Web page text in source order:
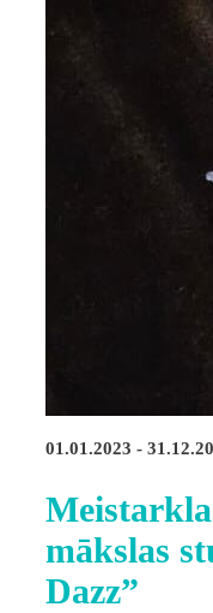
01.01.2023 -
mākslas
Dazz”